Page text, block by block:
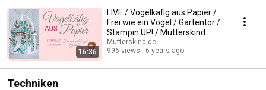
16:36
LIVE / Vogelkäfig aus Papier /
Frei wie ein Vogel / Gartentor /
Stampin UP! / Mutterskind
Mutterskind.de
996 views
6 years ago
Techniken